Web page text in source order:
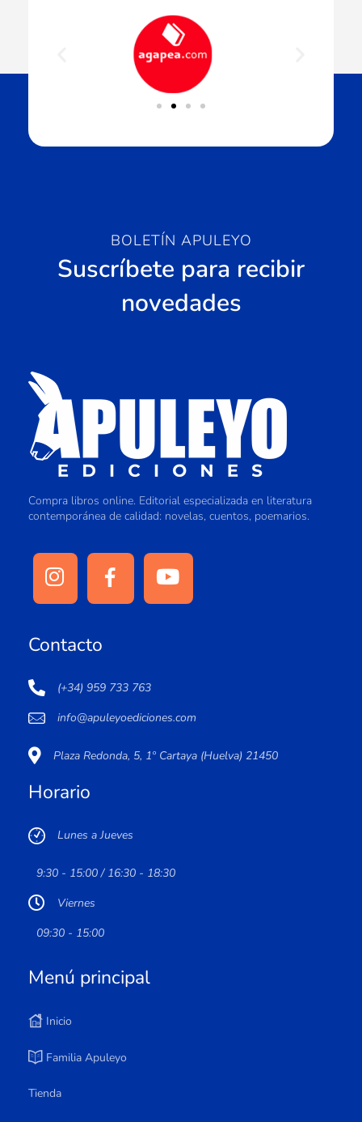
BOLETÍN APULEYO
Suscríbete para recibir
novedades
Compra libros online. Editorial especializada en literatura
contemporánea de calidad: novelas, cuentos, poemarios.
Contacto
(+34) 959 733 763
info@apuleyoediciones.com
Plaza Redonda, 5, 1º Cartaya (Huelva) 21450
Horario
Lunes a Jueves
9:30 - 15:00 / 16:30 - 18:30
Viernes
09:30 - 15:00
Menú principal
Inicio
Familia Apuleyo
Tienda